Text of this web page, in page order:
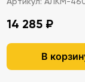
14 285 ₽
В